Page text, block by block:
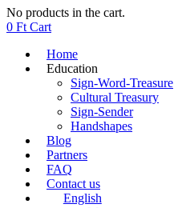
No products in the cart.
0 Ft Cart
Home
Education
Sign-Word-Treasure
Cultural Treasury
Sign-Sender
Handshapes
Blog
Partners
FAQ
Contact us
English